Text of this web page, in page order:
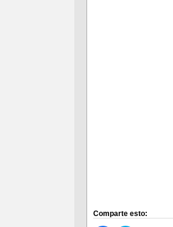
Comparte esto: